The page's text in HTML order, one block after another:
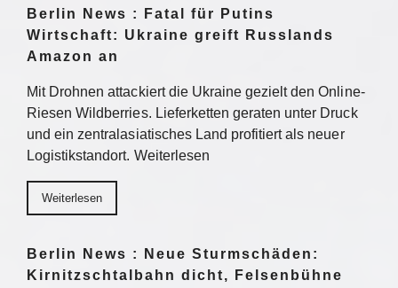
Berlin News : Fatal für Putins
Wirtschaft: Ukraine greift Russlands
Amazon an
Mit Drohnen attackiert die Ukraine gezielt den Online-
Riesen Wildberries. Lieferketten geraten unter Druck
und ein zentralasiatisches Land profitiert als neuer
Logistikstandort. Weiterlesen
Weiterlesen
Berlin News : Neue Sturmschäden:
Kirnitzschtalbahn dicht, Felsenbühne